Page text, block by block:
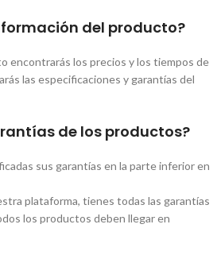
del producto?
encontrarás los precios y los tiempos de
las especificaciones y garantías del
de los productos?
sus garantías en la parte inferior en
plataforma, tienes todas las garantías
los productos deben llegar en